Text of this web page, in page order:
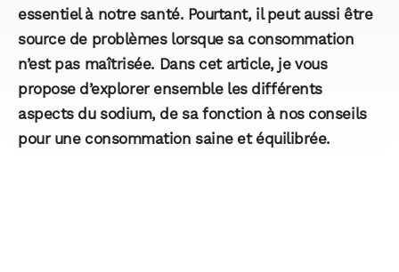
essentiel à notre santé. Pourtant, il peut aussi être
source de problèmes lorsque sa consommation
n’est pas maîtrisée. Dans cet article, je vous
propose d’explorer ensemble les différents
aspects du sodium, de sa fonction à nos conseils
pour une consommation saine et équilibrée.